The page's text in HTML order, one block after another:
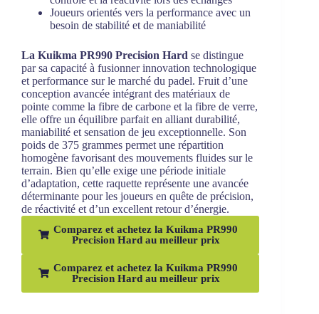
Joueurs orientés vers la performance avec un
besoin de stabilité et de maniabilité
La Kuikma PR990 Precision Hard se distingue
par sa capacité à fusionner innovation technologique
et performance sur le marché du padel. Fruit d’une
conception avancée intégrant des matériaux de
pointe comme la fibre de carbone et la fibre de verre,
elle offre un équilibre parfait en alliant durabilité,
maniabilité et sensation de jeu exceptionnelle. Son
poids de 375 grammes permet une répartition
homogène favorisant des mouvements fluides sur le
terrain. Bien qu’elle exige une période initiale
d’adaptation, cette raquette représente une avancée
déterminante pour les joueurs en quête de précision,
de réactivité et d’un excellent retour d’énergie.
Comparez et achetez la Kuikma PR990
Precision Hard au meilleur prix
Comparez et achetez la Kuikma PR990
Precision Hard au meilleur prix